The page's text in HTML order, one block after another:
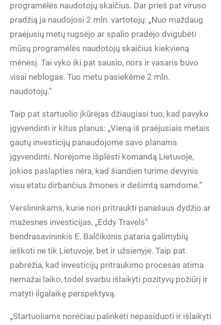
programėlės naudotojų skaičius. Dar prieš pat viruso
pradžią ja naudojosi 2 mln. vartotojų: „Nuo maždaug
praėjusių metų rugsėjo ar spalio pradėjo dvigubėti
mūsų programėlės naudotojų skaičius kiekvieną
mėnesį. Tai vyko iki pat sausio, nors ir vasaris buvo
visai neblogas. Tuo metu pasiekėme 2 mln.
naudotojų.“
Taip pat startuolio įkūrėjas džiaugiasi tuo, kad pavyko
įgyvendinti ir kitus planus: „Vieną iš praėjusiais metais
gautų investicijų panaudojome savo planams
įgyvendinti. Norėjome išplėsti komandą Lietuvoje,
jokios paslapties nėra, kad šiandien turime devynis
visu etatu dirbančius žmones ir dešimtą samdome.“
Verslininkams, kurie nori pritraukti panašaus dydžio ar
mažesnes investicijas, „Eddy Travels“
bendrasavininkis E. Balčikonis pataria galimybių
ieškoti ne tik Lietuvoje, bet ir užsienyje. Taip pat
pabrėžia, kad investicijų pritraukimo procesas atima
nemažai laiko, todėl svarbu išlaikyti pozityvų požiūrį ir
matyti ilgalaikę perspektyvą.
„Startuoliams norėčiau palinkėti nepasiduoti ir išlaikyti